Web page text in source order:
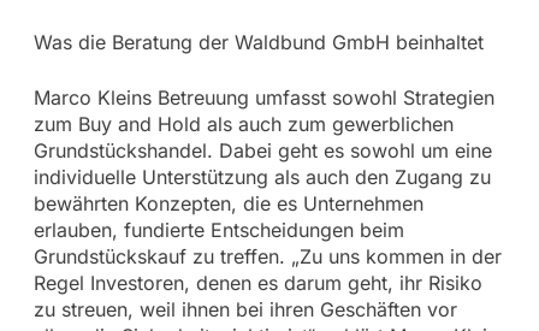
Was die Beratung der Waldbund GmbH beinhaltet
Marco Kleins Betreuung umfasst sowohl Strategien
zum Buy and Hold als auch zum gewerblichen
Grundstückshandel. Dabei geht es sowohl um eine
individuelle Unterstützung als auch den Zugang zu
bewährten Konzepten, die es Unternehmen
erlauben, fundierte Entscheidungen beim
Grundstückskauf zu treffen. „Zu uns kommen in der
Regel Investoren, denen es darum geht, ihr Risiko
zu streuen, weil ihnen bei ihren Geschäften vor